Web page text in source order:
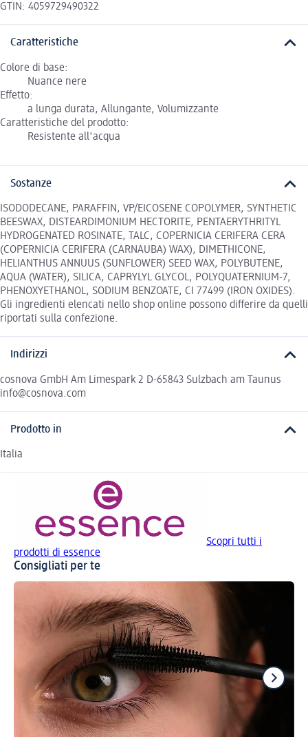
GTIN: 4059729490322
Caratteristiche
Colore di base:
Nuance nere
Effetto:
a lunga durata, Allungante, Volumizzante
Caratteristiche del prodotto:
Resistente all'acqua
Sostanze
ISODODECANE, PARAFFIN, VP/EICOSENE COPOLYMER, SYNTHETIC
BEESWAX, DISTEARDIMONIUM HECTORITE, PENTAERYTHRITYL
HYDROGENATED ROSINATE, TALC, COPERNICIA CERIFERA CERA
(COPERNICIA CERIFERA (CARNAUBA) WAX), DIMETHICONE,
HELIANTHUS ANNUUS (SUNFLOWER) SEED WAX, POLYBUTENE,
AQUA (WATER), SILICA, CAPRYLYL GLYCOL, POLYQUATERNIUM-7,
PHENOXYETHANOL, SODIUM BENZOATE, CI 77499 (IRON OXIDES).
Gli ingredienti elencati nello shop online possono differire da quelli
riportati sulla confezione.
Indirizzi
cosnova GmbH Am Limespark 2 D-65843 Sulzbach am Taunus
info@cosnova.com
Prodotto in
Italia
Scopri tutti i
prodotti di essence
Consigliati per te